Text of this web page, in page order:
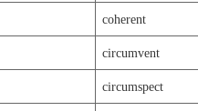
coherent
circumvent
circumspect